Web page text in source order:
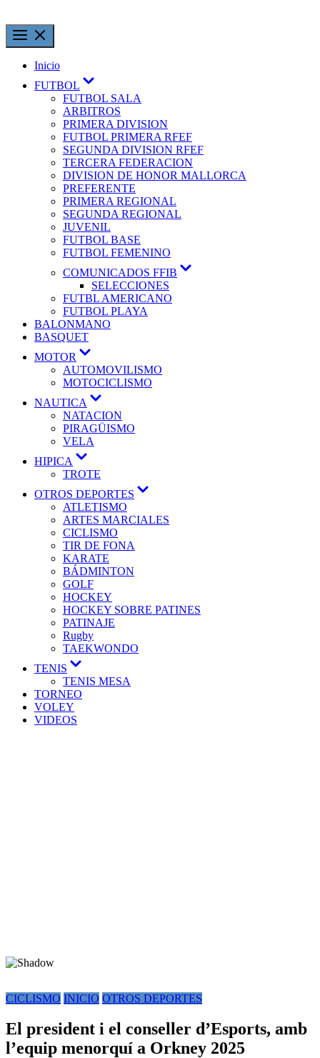
Inicio
FUTBOL
FUTBOL SALA
ARBITROS
PRIMERA DIVISION
FUTBOL PRIMERA RFEF
SEGUNDA DIVISION RFEF
TERCERA FEDERACION
DIVISION DE HONOR MALLORCA
PREFERENTE
PRIMERA REGIONAL
SEGUNDA REGIONAL
JUVENIL
FUTBOL BASE
FUTBOL FEMENINO
COMUNICADOS FFIB
SELECCIONES
FUTBL AMERICANO
FUTBOL PLAYA
BALONMANO
BASQUET
MOTOR
AUTOMOVILISMO
MOTOCICLISMO
NAUTICA
NATACION
PIRAGÜISMO
VELA
HIPICA
TROTE
OTROS DEPORTES
ATLETISMO
ARTES MARCIALES
CICLISMO
TIR DE FONA
KARATE
BÁDMINTON
GOLF
HOCKEY
HOCKEY SOBRE PATINES
PATINAJE
Rugby
TAEKWONDO
TENIS
TENIS MESA
TORNEO
VOLEY
VIDEOS
CICLISMO INICIO OTROS DEPORTES
El president i el conseller d’Esports, amb
l’equip menorquí a Orkney 2025